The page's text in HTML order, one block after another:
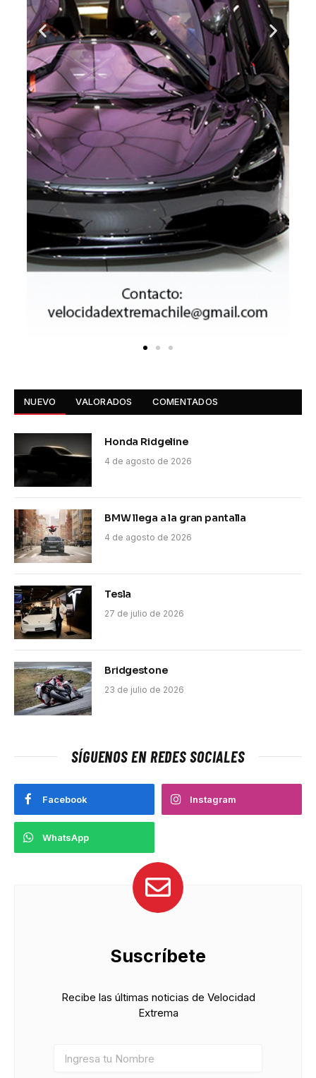
NUEVO VALORADOS COMENTADOS
Honda Ridgeline
4 de agosto de 2026
BMW llega a la gran pantalla
4 de agosto de 2026
Tesla
27 de julio de 2026
Bridgestone
23 de julio de 2026
SÍGUENOS EN REDES SOCIALES
Facebook Instagram
WhatsApp
Suscríbete
Recibe las últimas noticias de Velocidad
Extrema